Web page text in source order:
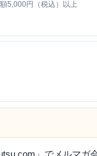
5,000円（税込）以上